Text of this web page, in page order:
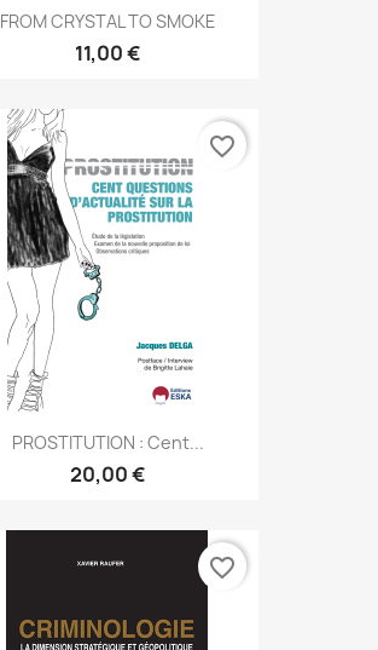
FROM CRYSTAL TO SMOKE
11,00 €
PROSTITUTION : Cent...
20,00 €
favorite_border
favorite_border